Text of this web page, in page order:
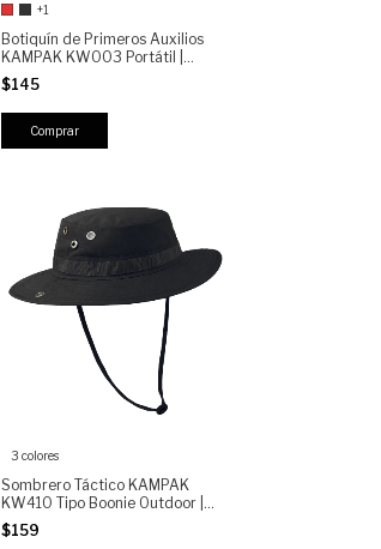
+1
Botiquín de Primeros Auxilios
KAMPAK KW003 Portátil |
Emergencias, Viajes, Auto,
Hogar, Oficina, Camping
$145
Comprar
3 colores
Sombrero Táctico KAMPAK
KW410 Tipo Boonie Outdoor |
Protección Solar | Ventilado |
Ajustable con Barbiquejo
$159